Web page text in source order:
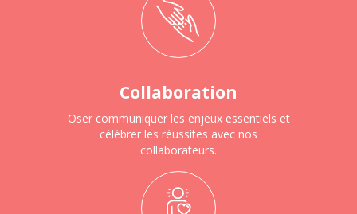
Collaboration
Oser communiquer les enjeux essentiels et
célébrer les réussites avec nos
collaborateurs.